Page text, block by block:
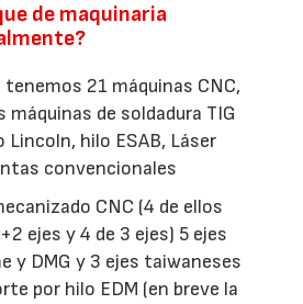
de maquinaria
tenemos 21 máquinas CNC,
máquinas de soldadura TIG
Lincoln, hilo ESAB, Láser
convencionales
CNC (4 de ellos
ejes y 4 de 3 ejes) 5 ejes
y DMG y 3 ejes taiwaneses
por hilo EDM (en breve la